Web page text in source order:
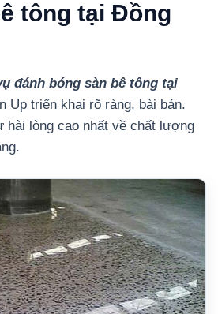
tông tại Đồng
đánh bóng sàn bê tông tại
Up triển khai rõ ràng, bài bản.
hài lòng cao nhất về chất lượng